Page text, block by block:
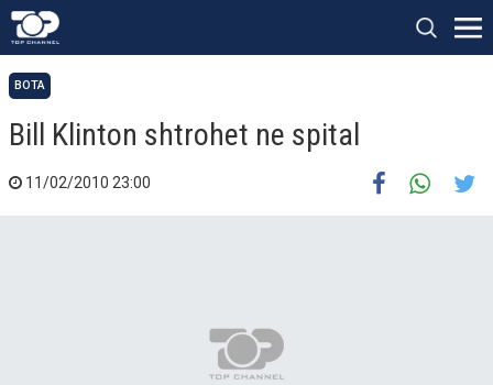
BOTA
Bill Klinton shtrohet ne spital
11/02/2010 23:00